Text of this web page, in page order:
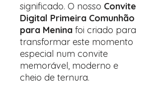
significado. O nosso Convite
Digital Primeira Comunhão
para Menina foi criado para
transformar este momento
especial num convite
memorável, moderno e
cheio de ternura.